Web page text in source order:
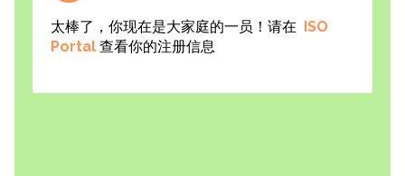
太棒了，你现在是大家庭的一员！请在 ISO
Portal 查看你的注册信息